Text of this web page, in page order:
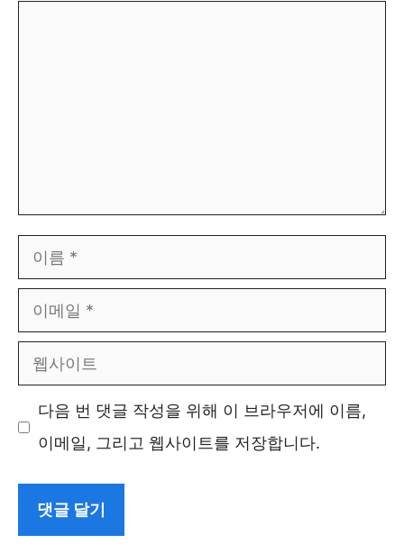
름
메
사
이
다음 번 댓글 작성을 위해 이 브라우저에 이름,
이메일, 그리고 웹사이트를 저장합니다.